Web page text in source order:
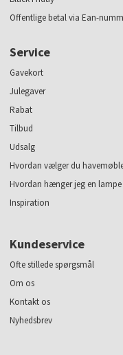
Offentlige betal via Ean-
Service
Gavekort
Julegaver
Rabat
Tilbud
Udsalg
Hvordan vælger du
Hvordan hænger jeg en
Inspiration
Kundeservice
Ofte stillede spørgsmål
Om os
Kontakt os
Nyhedsbrev